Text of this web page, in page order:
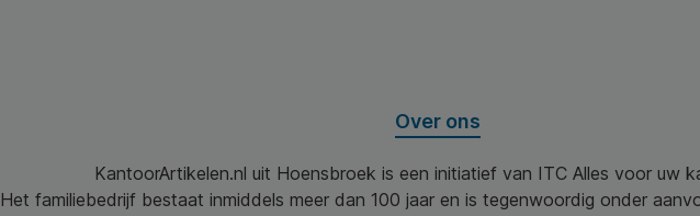
Over ons
KantoorArtikelen.nl uit Hoensbroek is een initiatief van ITC Alles voor uw
Het familiebedrijf bestaat inmiddels meer dan 100 jaar en is tegenwoordig onder